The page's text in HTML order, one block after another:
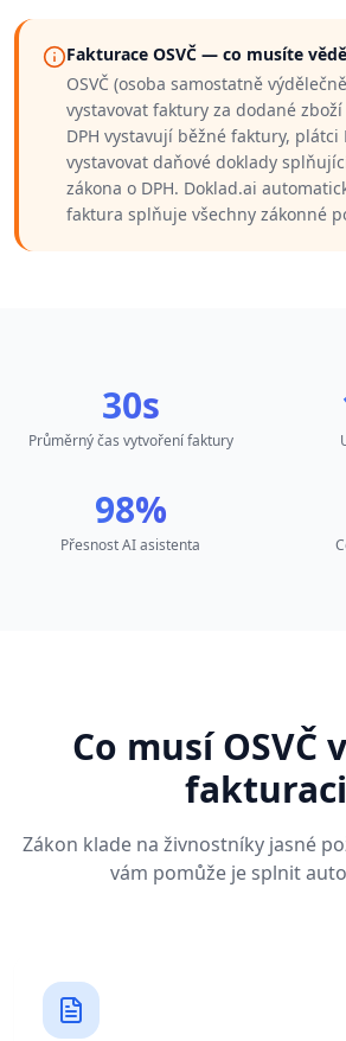
Fakturace OSVČ — co musíte
OSVČ (osoba samostatně
vystavovat faktury za dodané
DPH vystavují běžné faktury, plátci
vystavovat daňové doklady
zákona o DPH. Doklad.ai
faktura splňuje všechny zákonné
30s
Průměrný čas vytvoření faktury
98%
Přesnost AI asistenta
Co musí OSVČ
fakturaci
Zákon klade na živnostníky jasné
vám pomůže je splnit